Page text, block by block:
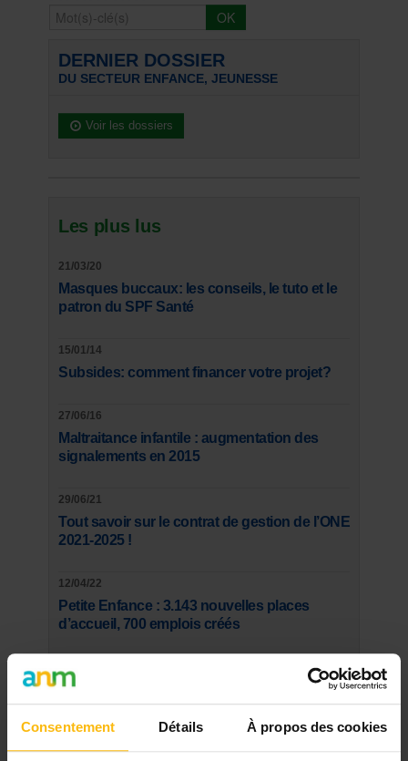
Consentement Détails À propos des cookies
DERNIER DOSSIER
DU SECTEUR ENFANCE, JEUNESSE
Voir les dossiers
Les plus lus
21/03/20
Masques buccaux: les conseils, le tuto et le
patron du SPF Santé
15/01/14
Subsides: comment financer votre projet?
27/06/16
Maltraitance infantile : augmentation des
signalements en 2015
29/06/21
Tout savoir sur le contrat de gestion de l’ONE
2021-2025 !
12/04/22
Petite Enfance : 3.143 nouvelles places
d’accueil, 700 emplois créés
SUR LE FORUM
ENFANCE, JEUNESSE